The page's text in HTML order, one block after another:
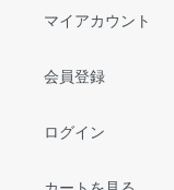
マイアカウント
会員登録
ログイン